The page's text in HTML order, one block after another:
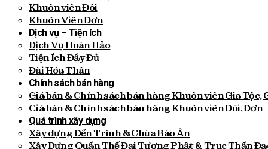
Khuôn viên Đôi
Khuôn Viên Đơn
Dịch vụ – Tiện ích
Dịch Vụ Hoàn Hảo
Tiện Ích Đầy Đủ
Đài Hóa Thân
Chính sách bán hàng
Giá bán & Chính sách bán hàng Khuôn viên Gia Tộc,
Giá bán & Chính sách bán hàng Khuôn viên Đôi, Đơn
Quá trình xây dựng
Xây dựng Đền Trình & Chùa Báo Ân
Xây Dựng Quần Thể Đại Tượng Phật & Trục Thần